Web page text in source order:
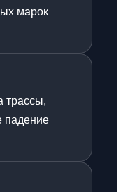
марок
трассы,
падение